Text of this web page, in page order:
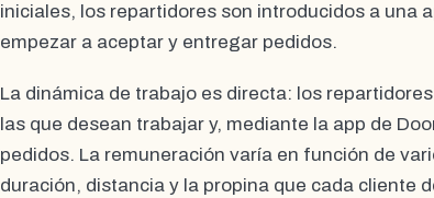
iniciales, los repartidores son introducidos a una
empezar a aceptar y entregar pedidos.
La dinámica de trabajo es directa: los
las que desean trabajar y, mediante la app de
pedidos. La remuneración varía en función de
duración, distancia y la propina que cada cliente